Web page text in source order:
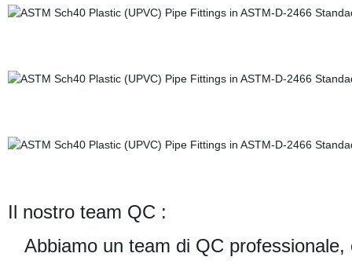
Il nostro team QC :
Abbiamo un team di QC